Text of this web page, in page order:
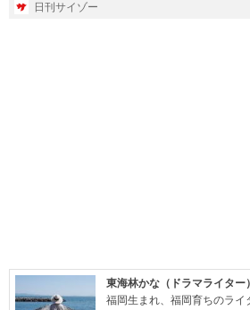
日刊サイゾー
東海林かな（ドラマライター）
福岡生まれ、福岡育ちのラ